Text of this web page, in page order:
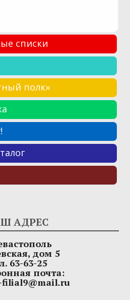
списки
полк»
АДРЕС
дом 5
63-63-25
почта:
filial9@mail.ru